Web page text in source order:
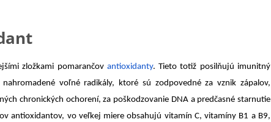
zložkami pomarančov antioxidanty. Tieto totiž posilňujú imunitný
voľné radikály, ktoré sú zodpovedné za vznik zápalov,
chronických ochorení, za poškodzovanie DNA a predčasné starnutie
antioxidantov, vo veľkej miere obsahujú vitamín C, vitamíny B1 a B9,